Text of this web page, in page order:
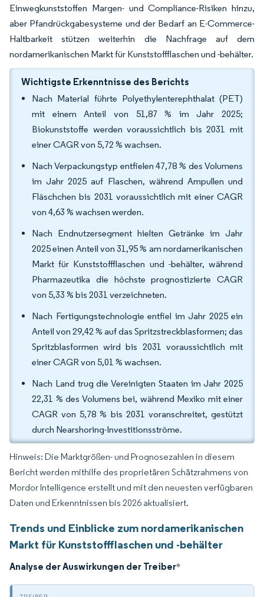
Einwegkunststoffen Margen- und Compliance-Risiken hinzu,
aber Pfandrückgabesysteme und der Bedarf an E-Commerce-
Haltbarkeit stützen weiterhin die Nachfrage auf dem
nordamerikanischen Markt für Kunststoffflaschen und -behälter.
Wichtigste Erkenntnisse des Berichts
Nach Material führte Polyethylenterephthalat (PET)
mit einem Anteil von 51,87 % im Jahr 2025;
Biokunststoffe werden voraussichtlich bis 2031 mit
einer CAGR von 5,72 % wachsen.
Nach Verpackungstyp entfielen 47,78 % des Volumens
im Jahr 2025 auf Flaschen, während Ampullen und
Fläschchen bis 2031 voraussichtlich mit einer CAGR
von 4,63 % wachsen werden.
Nach Endnutzersegment hielten Getränke im Jahr
2025 einen Anteil von 31,95 % am nordamerikanischen
Markt für Kunststoffflaschen und -behälter, während
Pharmazeutika die höchste prognostizierte CAGR
von 5,33 % bis 2031 verzeichneten.
Nach Fertigungstechnologie entfiel im Jahr 2025 ein
Anteil von 29,42 % auf das Spritzstreckblasformen; das
Spritzblasformen wird bis 2031 voraussichtlich mit
einer CAGR von 5,01 % wachsen.
Nach Land trug die Vereinigten Staaten im Jahr 2025
22,31 % des Volumens bei, während Mexiko mit einer
CAGR von 5,78 % bis 2031 voranschreitet, gestützt
durch Nearshoring-Investitionsströme.
Hinweis: Die Marktgrößen- und Prognosezahlen in diesem
Bericht werden mithilfe des proprietären Schätzrahmens von
Mordor Intelligence erstellt und mit den neuesten verfügbaren
Daten und Erkenntnissen bis 2026 aktualisiert.
Trends und Einblicke zum nordamerikanischen
Markt für Kunststoffflaschen und -behälter
Analyse der Auswirkungen der Treiber*